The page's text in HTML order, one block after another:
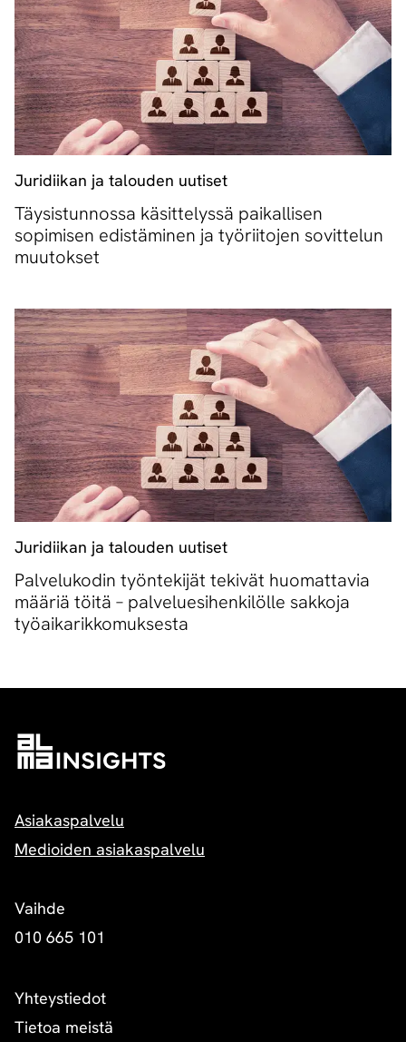
Juridiikan ja talouden uutiset
Täysistunnossa käsittelyssä paikallisen
sopimisen edistäminen ja työriitojen sovittelun
muutokset
Juridiikan ja talouden uutiset
Palvelukodin työntekijät tekivät huomattavia
määriä töitä – palveluesihenkilölle sakkoja
työaikarikkomuksesta
Asiakaspalvelu
Medioiden asiakaspalvelu
Vaihde
010 665 101
Yhteystiedot
Tietoa meistä